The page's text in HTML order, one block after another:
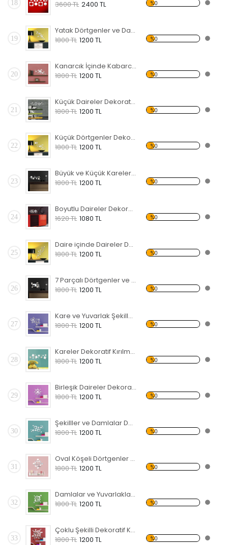
18 3600 TL 2400 TL %0
19
Yatak Dörtgenler ve Daireler Dekoratif Kırılmaz Ayna
1800 TL 1200 TL %0
20
Kanarcık İçinde Kabarcıklar Dekoratif Kırılmaz Ayna
1800 TL 1200 TL %0
21
Küçük Daireler Dekoratif Kırılmaz Ayna
1800 TL 1200 TL %0
22
Küçük Dörtgenler Dekoratif Kırılmaz Ayna
1800 TL 1200 TL %0
23
Büyük ve Küçük Kareler Dekoratif Kırılmaz Ayna
1800 TL 1200 TL %0
24
Boyutlu Daireler Dekoratif Kırılmaz Ayna
1620 TL 1080 TL %0
25
Daire içinde Daireler Dekoratif Kırılmaz Ayna
1800 TL 1200 TL %0
26
7 Parçalı Dörtgenler ve Daire Dekoratif Kırılmaz Ayna
1800 TL 1200 TL %0
27
Kare ve Yuvarlak Şekiller Dekoratif Kırılmaz Ayna
1800 TL 1200 TL %0
28
Kareler Dekoratif Kırılmaz Ayna
1800 TL 1200 TL %0
29
Birleşik Daireler Dekoratif Kırılmaz Ayna
1800 TL 1200 TL %0
30
Şekilller ve Damlalar Dekoratif Kırılmaz Ayna
1800 TL 1200 TL %0
31
Oval Köşeli Dörtgenler Dekoratif Kırılmaz Ayna
1800 TL 1200 TL %0
32
Damlalar ve Yuvarlaklar Dekoratif Kırılmaz Ayna
1800 TL 1200 TL %0
33
Çoklu Şekilli Dekoratif Kırılmaz Ayna
1800 TL 1200 TL %0